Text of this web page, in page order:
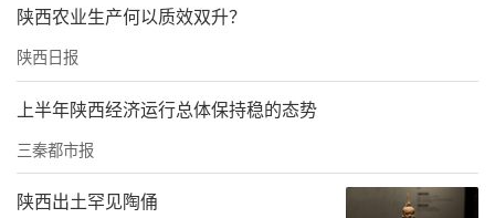
颁发奖章“赞”初心
五十载峥嵘岁月，五十载初心如磐。太乙路社
区党委为老党员颁发“光荣在党50年”纪念
章，与老党员亲切交谈，详细询问他们的身体
状况和生活情况，嘱咐他们要保重身体，衷心
陕西农业生产何以质效双升？
陕西日报
上半年陕西经济运行总体保持稳的态势
三秦都市报
陕西出土罕见陶俑